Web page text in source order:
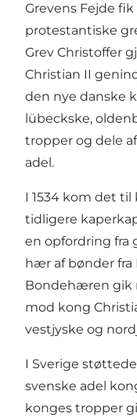
Grevens Fejde
protestantiske
Grev Christoffer
Christian II
den nye danske
lübeckske,
tropper og dele
adel.
I 1534 kom det til
tidligere
en opfordring fra
hær af bønder fra
Bondehæren gik
mod kong
vestjyske og
I Sverige
svenske adel
konges tropper